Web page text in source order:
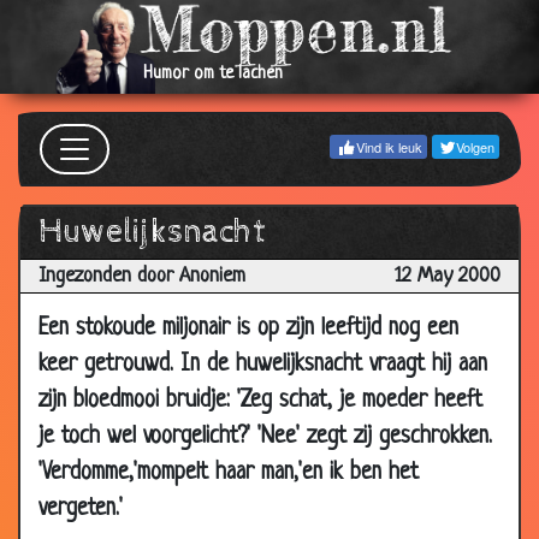
Humor om te lachen
Vind ik leuk Volgen
Huwelijksnacht
Ingezonden door Anoniem 12 May 2000
Een stokoude miljonair is op zijn leeftijd nog een
keer getrouwd. In de huwelijksnacht vraagt hij aan
zijn bloedmooi bruidje: 'Zeg schat, je moeder heeft
je toch wel voorgelicht?' 'Nee' zegt zij geschrokken.
'Verdomme,'mompelt haar man,'en ik ben het
vergeten.'
12 May
2000
Vakantie
12 May
2000
2000
12 May
2000
Oud mannetje 3.77
12 May
2000
Kerstboom 3.55
12 May
2000
Sex examen 3.16
12 May
2000
Leuke dierentuin